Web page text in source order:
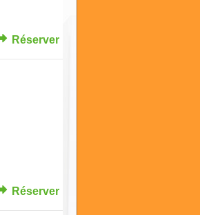
Réserver
Réserver